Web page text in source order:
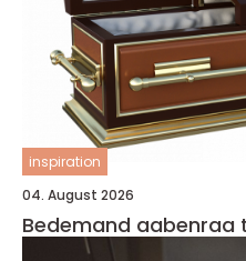
inspiration
04. August 2026